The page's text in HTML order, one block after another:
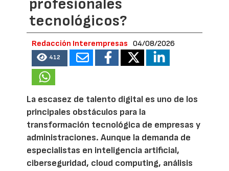
profesionales
tecnológicos?
Redacción Interempresas 04/08/2026
412
La escasez de talento digital es uno de los
principales obstáculos para la
transformación tecnológica de empresas y
administraciones. Aunque la demanda de
especialistas en inteligencia artificial,
ciberseguridad, cloud computing, análisis